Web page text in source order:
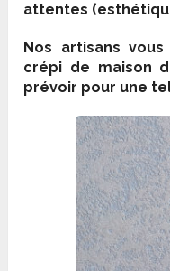
attentes
Nos artisans
crépi de maison
prévoir pour une